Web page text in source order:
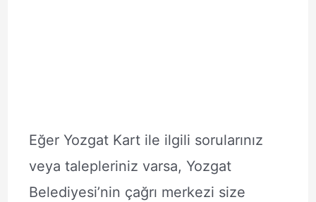
Eğer Yozgat Kart ile ilgili sorularınız
veya talepleriniz varsa, Yozgat
Belediyesi’nin çağrı merkezi size